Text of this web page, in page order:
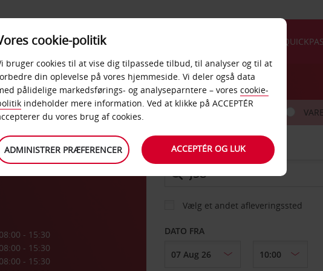
PRODUKTER &
KONTORER
08:00 - 15:30
08:00 - 15:30
08:00 - 15:30
BIL
AFHENT FRA
Vælg et andet afleveringssted
DATO FRA
cookie-politik
bruger cookies til at vise dig tilpassede tilbud, til analyser og til at
din oplevelse på vores hjemmeside. Vi deler også data
pålidelige markedsførings- og analyseparntere – vores cookie-
indeholder mere information. Ved at klikke på ACCEPTÉR
du vores brug af cookies.
ADMINISTRER PRÆFERENCER ACCEPTÉR OG LUK